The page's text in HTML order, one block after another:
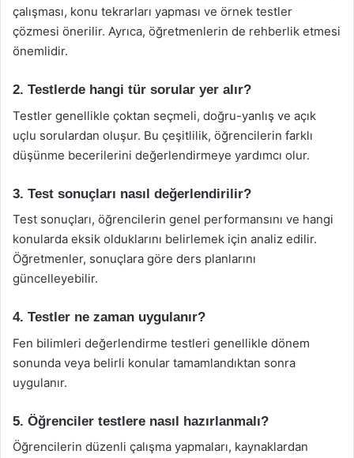
çalışması, konu tekrarları yapması ve örnek testler
çözmesi önerilir. Ayrıca, öğretmenlerin de rehberlik etmesi
önemlidir.
2. Testlerde hangi tür sorular yer alır?
Testler genellikle çoktan seçmeli, doğru-yanlış ve açık
uçlu sorulardan oluşur. Bu çeşitlilik, öğrencilerin farklı
düşünme becerilerini değerlendirmeye yardımcı olur.
3. Test sonuçları nasıl değerlendirilir?
Test sonuçları, öğrencilerin genel performansını ve hangi
konularda eksik olduklarını belirlemek için analiz edilir.
Öğretmenler, sonuçlara göre ders planlarını
güncelleyebilir.
4. Testler ne zaman uygulanır?
Fen bilimleri değerlendirme testleri genellikle dönem
sonunda veya belirli konular tamamlandıktan sonra
uygulanır.
5. Öğrenciler testlere nasıl hazırlanmalı?
Öğrencilerin düzenli çalışma yapmaları, kaynaklardan